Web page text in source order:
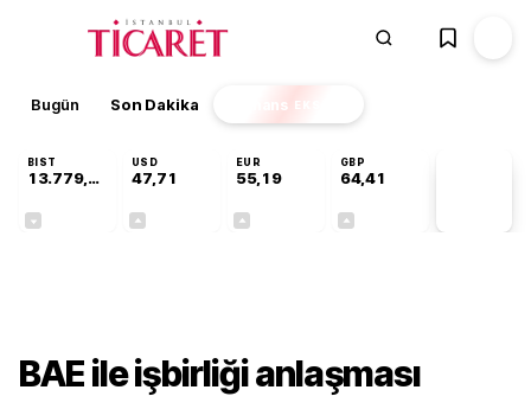
Bugün Son Dakika Finans EKSTRA
BIST
13.779,39
USD
47,71
EUR
55,19
GBP
64,41
BAE ile işbirliği anlaşması